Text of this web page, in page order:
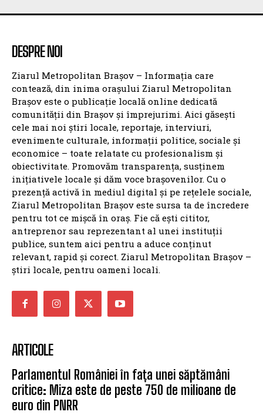
DESPRE NOI
Ziarul Metropolitan Brașov – Informația care
contează, din inima orașului Ziarul Metropolitan
Brașov este o publicație locală online dedicată
comunității din Brașov și împrejurimi. Aici găsești
cele mai noi știri locale, reportaje, interviuri,
evenimente culturale, informații politice, sociale și
economice – toate relatate cu profesionalism și
obiectivitate. Promovăm transparența, susținem
inițiativele locale și dăm voce brașovenilor. Cu o
prezență activă în mediul digital și pe rețelele sociale,
Ziarul Metropolitan Brașov este sursa ta de încredere
pentru tot ce mișcă în oraș. Fie că ești cititor,
antreprenor sau reprezentant al unei instituții
publice, suntem aici pentru a aduce conținut
relevant, rapid și corect. Ziarul Metropolitan Brașov –
știri locale, pentru oameni locali.
ARTICOLE
Parlamentul României în fața unei săptămâni
critice: Miza este de peste 750 de milioane de
euro din PNRR